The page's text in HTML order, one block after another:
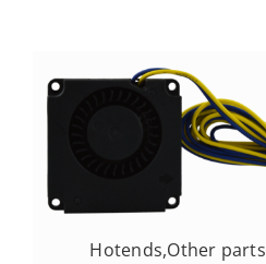
Hotends,Other parts